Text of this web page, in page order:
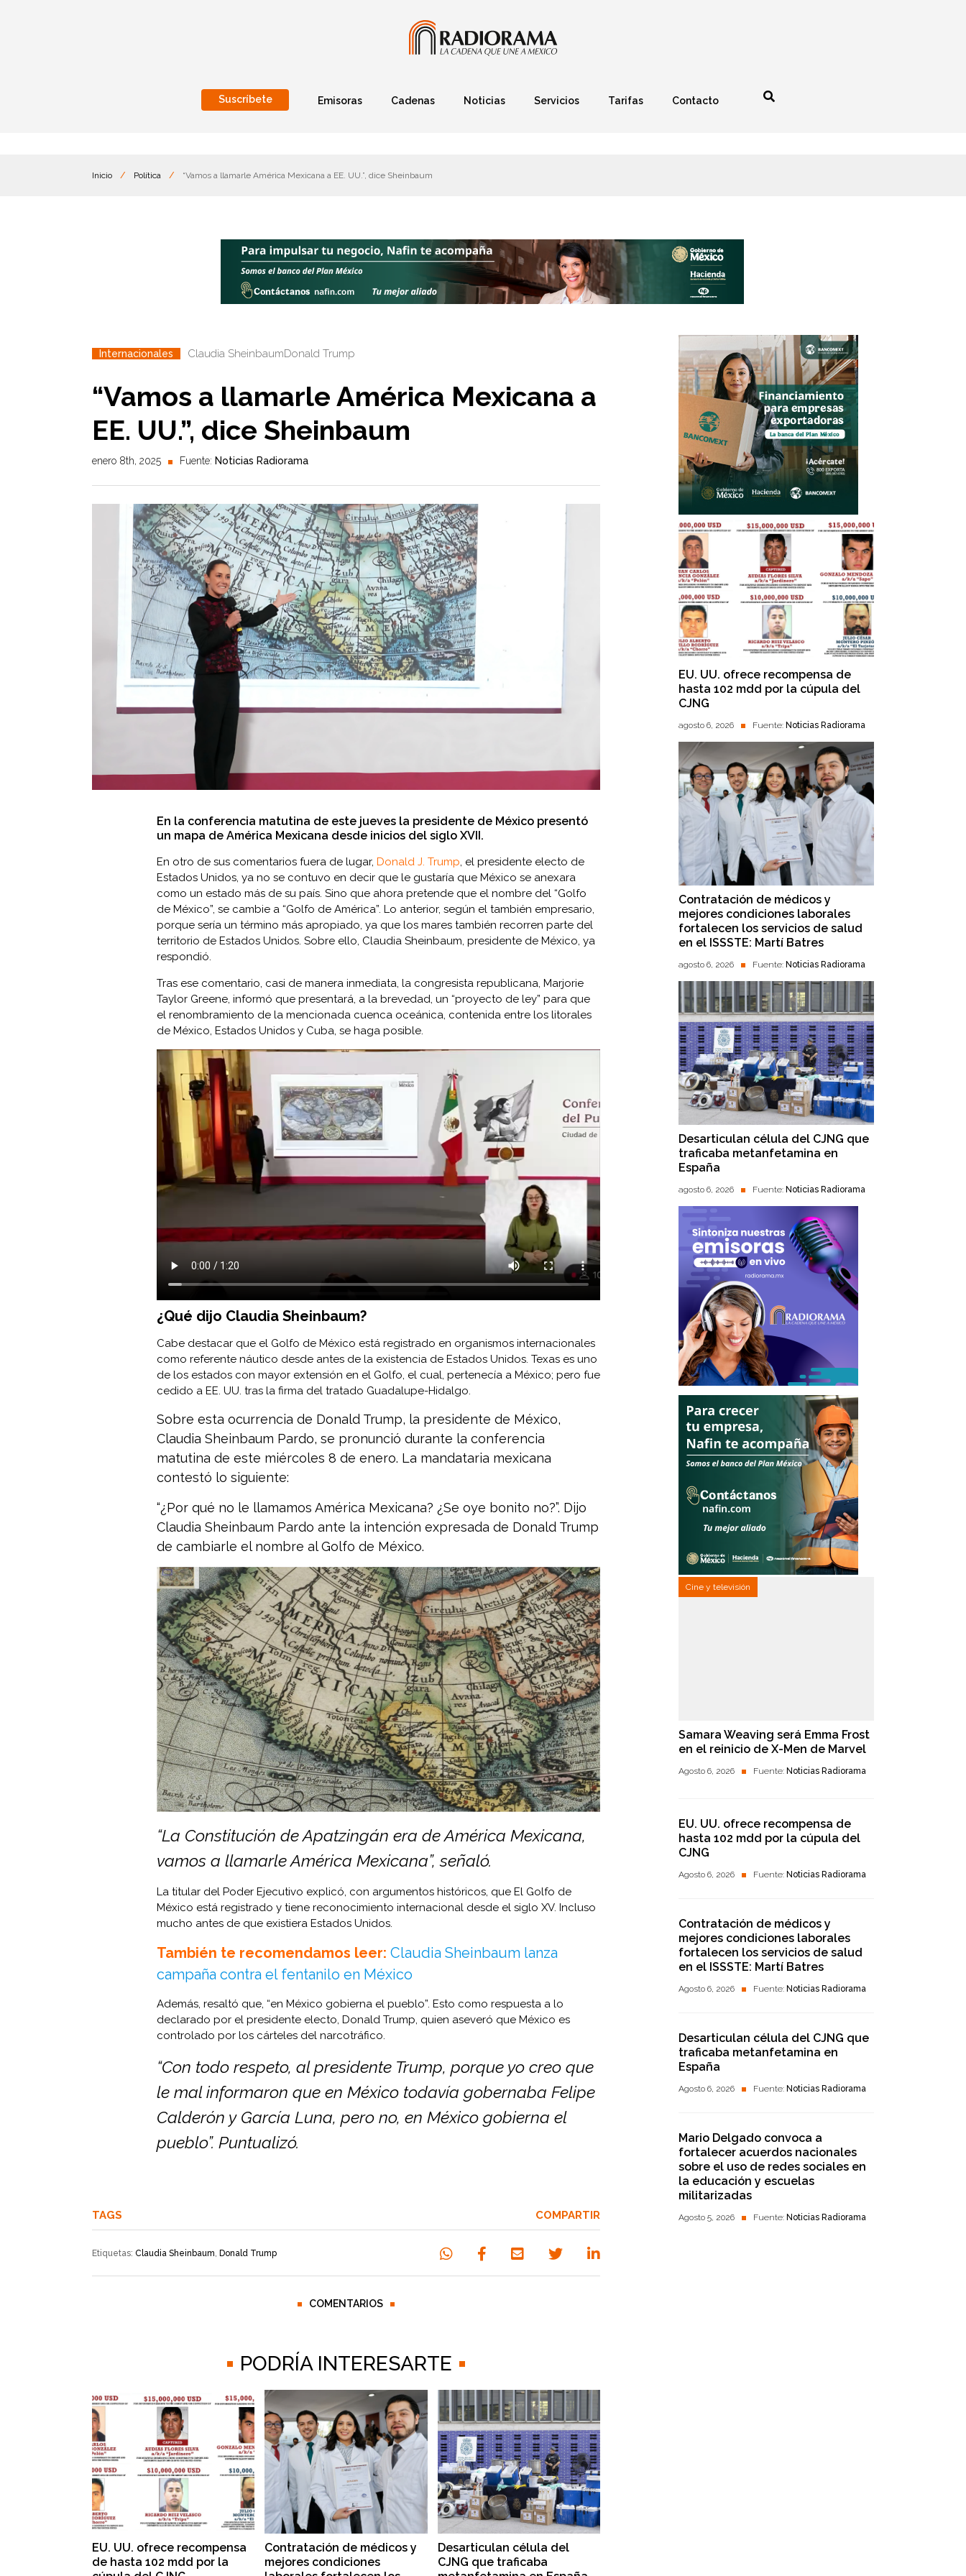
Suscríbete Emisoras Cadenas Noticias Servicios Tarifas Contacto
Inicio / Política / “Vamos a llamarle América Mexicana a EE. UU.”, dice Sheinbaum
Internacionales Claudia SheinbaumDonald Trump
“Vamos a llamarle América Mexicana a
EE. UU.”, dice Sheinbaum
enero 8th, 2025 Fuente: Noticias Radiorama
En la conferencia matutina de este jueves la presidente de México presentó
un mapa de América Mexicana desde inicios del siglo XVII.
En otro de sus comentarios fuera de lugar, Donald J. Trump, el presidente electo de
Estados Unidos, ya no se contuvo en decir que le gustaría que México se anexara
como un estado más de su país. Sino que ahora pretende que el nombre del “Golfo
de México”, se cambie a “Golfo de América”. Lo anterior, según el también empresario,
porque sería un término más apropiado, ya que los mares también recorren parte del
territorio de Estados Unidos. Sobre ello, Claudia Sheinbaum, presidente de México, ya
respondió.
Tras ese comentario, casi de manera inmediata, la congresista republicana, Marjorie
Taylor Greene, informó que presentará, a la brevedad, un “proyecto de ley” para que
el renombramiento de la mencionada cuenca oceánica, contenida entre los litorales
de México, Estados Unidos y Cuba, se haga posible.
¿Qué dijo Claudia Sheinbaum?
Cabe destacar que el Golfo de México está registrado en organismos internacionales
como referente náutico desde antes de la existencia de Estados Unidos. Texas es uno
de los estados con mayor extensión en el Golfo, el cual, pertenecía a México; pero fue
cedido a EE. UU. tras la firma del tratado Guadalupe-Hidalgo.
Sobre esta ocurrencia de Donald Trump, la presidente de México,
Claudia Sheinbaum Pardo, se pronunció durante la conferencia
matutina de este miércoles 8 de enero. La mandataria mexicana
contestó lo siguiente:
“¿Por qué no le llamamos América Mexicana? ¿Se oye bonito no?”. Dijo
Claudia Sheinbaum Pardo ante la intención expresada de Donald Trump
de cambiarle el nombre al Golfo de México.
“La Constitución de Apatzingán era de América Mexicana,
vamos a llamarle América Mexicana”, señaló.
La titular del Poder Ejecutivo explicó, con argumentos históricos, que El Golfo de
México está registrado y tiene reconocimiento internacional desde el siglo XV. Incluso
mucho antes de que existiera Estados Unidos.
También te recomendamos leer: Claudia Sheinbaum lanza
campaña contra el fentanilo en México
Además, resaltó que, “en México gobierna el pueblo”. Esto como respuesta a lo
declarado por el presidente electo, Donald Trump, quien aseveró que México es
controlado por los cárteles del narcotráfico.
“Con todo respeto, al presidente Trump, porque yo creo que
le mal informaron que en México todavía gobernaba Felipe
Calderón y García Luna, pero no, en México gobierna el
pueblo”. Puntualizó.
TAGS
Etiquetas: Claudia Sheinbaum, Donald Trump
COMPARTIR
COMENTARIOS
PODRÍA INTERESARTE
EU. UU. ofrece recompensa
de hasta 102 mdd por la
Contratación de médicos y
mejores condiciones
Desarticulan célula del
CJNG que traficaba
EU. UU. ofrece recompensa de
hasta 102 mdd por la cúpula del
CJNG
agosto 6, 2026 Fuente: Noticias Radiorama
Contratación de médicos y
mejores condiciones laborales
fortalecen los servicios de salud
en el ISSSTE: Martí Batres
agosto 6, 2026 Fuente: Noticias Radiorama
Desarticulan célula del CJNG que
traficaba metanfetamina en
España
agosto 6, 2026 Fuente: Noticias Radiorama
Cine y televisión
Samara Weaving será Emma Frost
en el reinicio de X-Men de Marvel
Agosto 6, 2026 Fuente: Noticias Radiorama
EU. UU. ofrece recompensa de
hasta 102 mdd por la cúpula del
CJNG
Agosto 6, 2026 Fuente: Noticias Radiorama
Contratación de médicos y
mejores condiciones laborales
fortalecen los servicios de salud
en el ISSSTE: Martí Batres
Agosto 6, 2026 Fuente: Noticias Radiorama
Desarticulan célula del CJNG que
traficaba metanfetamina en
España
Agosto 6, 2026 Fuente: Noticias Radiorama
Mario Delgado convoca a
fortalecer acuerdos nacionales
sobre el uso de redes sociales en
la educación y escuelas
militarizadas
Agosto 5, 2026 Fuente: Noticias Radiorama